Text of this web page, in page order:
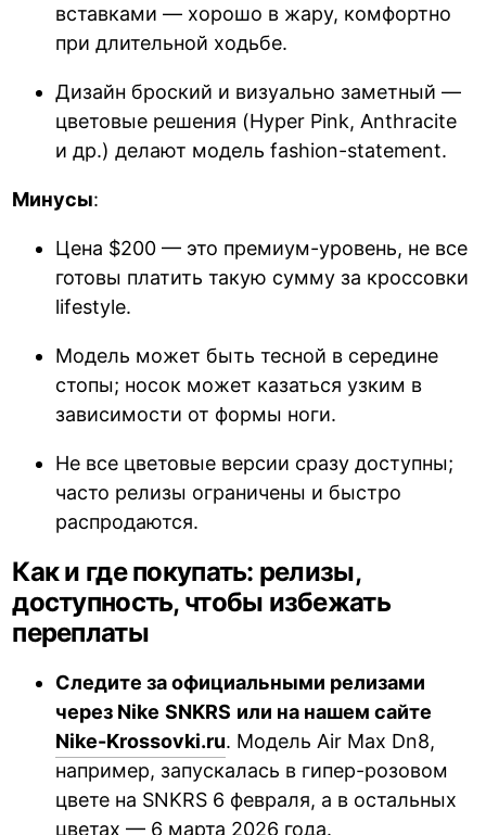
вставками — хорошо в жару, комфортно
при длительной ходьбе.
Дизайн броский и визуально заметный —
цветовые решения (Hyper Pink, Anthracite
и др.) делают модель fashion-statement.
Минусы:
Цена $200 — это премиум-уровень, не все
готовы платить такую сумму за кроссовки
lifestyle.
Модель может быть тесной в середине
стопы; носок может казаться узким в
зависимости от формы ноги.
Не все цветовые версии сразу доступны;
часто релизы ограничены и быстро
распродаются.
Как и где покупать: релизы,
доступность, чтобы избежать
переплаты
Следите за официальными релизами
через Nike SNKRS или на нашем сайте
Nike-Krossovki.ru. Модель Air Max Dn8,
например, запускалась в гипер-розовом
цвете на SNKRS 6 февраля, а в остальных
цветах — 6 марта 2026 года.